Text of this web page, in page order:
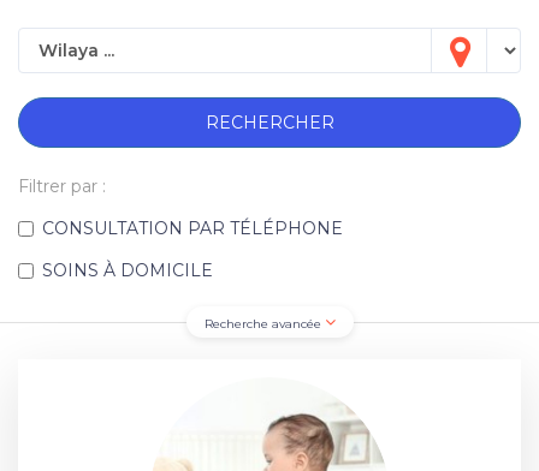
RECHERCHER
Filtrer par :
CONSULTATION PAR TÉLÉPHONE
SOINS À DOMICILE
Recherche avancée